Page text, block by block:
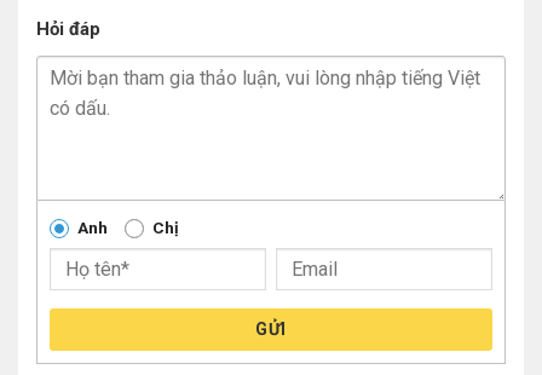
Hỏi đáp
Anh Chị
GỬI